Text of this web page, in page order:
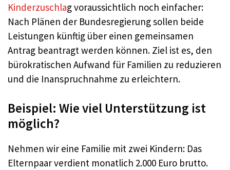
Kinderzuschlag voraussichtlich noch einfacher:
Nach Plänen der Bundesregierung sollen beide
Leistungen künftig über einen gemeinsamen
Antrag beantragt werden können. Ziel ist es, den
bürokratischen Aufwand für Familien zu reduzieren
und die Inanspruchnahme zu erleichtern.
Beispiel: Wie viel Unterstützung ist
möglich?
Nehmen wir eine Familie mit zwei Kindern: Das
Elternpaar verdient monatlich 2.000 Euro brutto.